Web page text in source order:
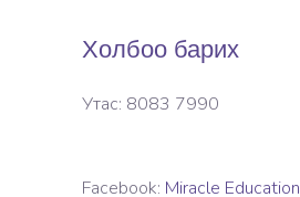
Холбоо барих
Утас: 8083 7990
Facebook: Miracle Education